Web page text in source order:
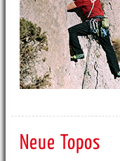
Neue Topos